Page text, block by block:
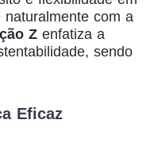
naturalmente com a
Z enfatiza a
sendo
Eficaz